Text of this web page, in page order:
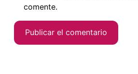
comente.